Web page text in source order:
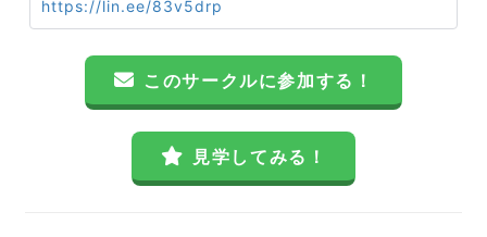
https://lin.ee/83v5drp
このサークルに参加する！
見学してみる！